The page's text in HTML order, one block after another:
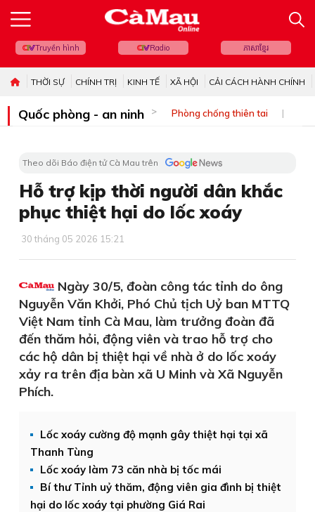
Truyền hình Radio ភាសាខ្មែរ
THỜI SỰ CHÍNH TRỊ KINH TẾ XÃ HỘI CẢI CÁCH HÀNH CHÍNH
Quốc phòng - an ninh Phòng chống thiên tai
Theo dõi Báo điện tử Cà Mau trên
Hỗ trợ kịp thời người dân khắc
phục thiệt hại do lốc xoáy
30 tháng 05 2026 15:21
Ngày 30/5, đoàn công tác tỉnh do ông
Nguyễn Văn Khởi, Phó Chủ tịch Uỷ ban MTTQ
Việt Nam tỉnh Cà Mau, làm trưởng đoàn đã
đến thăm hỏi, động viên và trao hỗ trợ cho
các hộ dân bị thiệt hại về nhà ở do lốc xoáy
xảy ra trên địa bàn xã U Minh và Xã Nguyễn
Phích.
Lốc xoáy cường độ mạnh gây thiệt hại tại xã
Thanh Tùng
Lốc xoáy làm 73 căn nhà bị tốc mái
Bí thư Tỉnh uỷ thăm, động viên gia đình bị thiệt
hại do lốc xoáy tại phường Giá Rai